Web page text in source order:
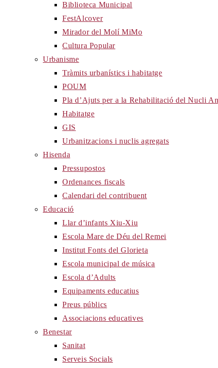
Biblioteca Municipal
FestAlcover
Mirador del Molí MiMo
Cultura Popular
Urbanisme
Tràmits urbanístics i habitatge
POUM
Pla d’Ajuts per a la Rehabilitació del Nucli
Habitatge
GIS
Urbanitzacions i nuclis agregats
Hisenda
Pressupostos
Ordenances fiscals
Calendari del contribuent
Educació
Llar d’infants Xiu-Xiu
Escola Mare de Déu del Remei
Institut Fonts del Glorieta
Escola municipal de música
Escola d’Adults
Equipaments educatius
Preus públics
Associacions educatives
Benestar
Sanitat
Serveis Socials